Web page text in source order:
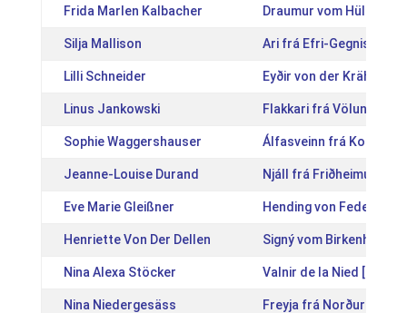
Frida Marlen Kalbacher Draumur vom Hülbehof
Silja Mallison Ari frá Efri-
Lilli Schneider Eyðir von der
Linus Jankowski Flakkari frá
Sophie Waggershauser Álfasveinn frá Kolsholti
Jeanne-Louise Durand Njáll frá Friðheimum
Eve Marie Gleißner Hending von Federath
Henriette Von Der Dellen Signý vom Birkenhof 2
Nina Alexa Stöcker Valnir de la Nied
Nina Niedergesäss Freyja frá Norður-